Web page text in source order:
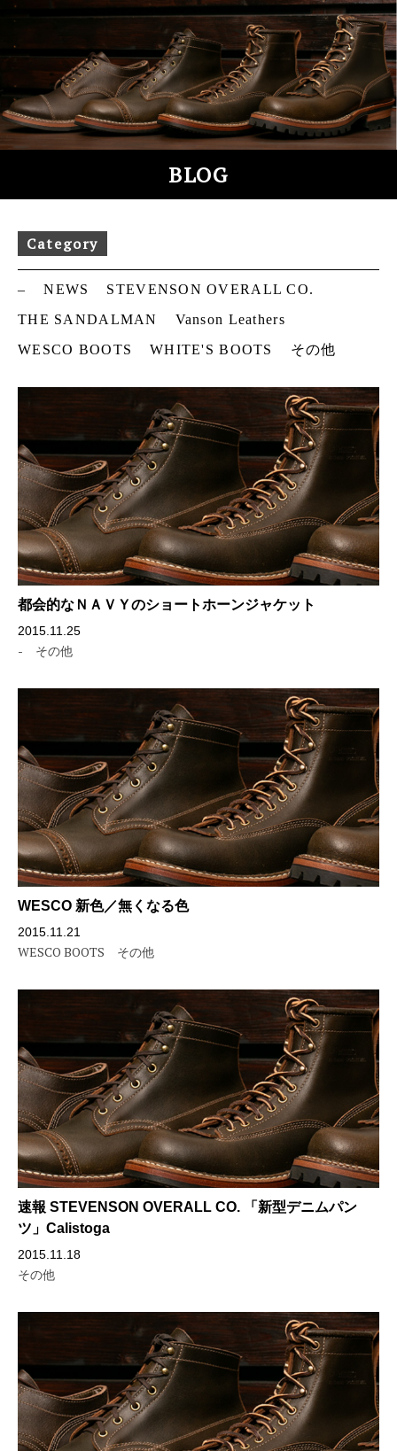
o
c
t
BLOG
Category
– NEWS
STEVENSON OVERALL CO.
THE SANDALMAN
Vanson Leathers
WESCO BOOTS
WHITE'S BOOTS その他
都会的なＮＡＶＹのショートホーンジャケット
2015.11.25
- その他
WESCO 新色／無くなる色
2015.11.21
WESCO BOOTS その他
速報 STEVENSON OVERALL CO. 「新型デニムパン
ツ」Calistoga
2015.11.18
その他